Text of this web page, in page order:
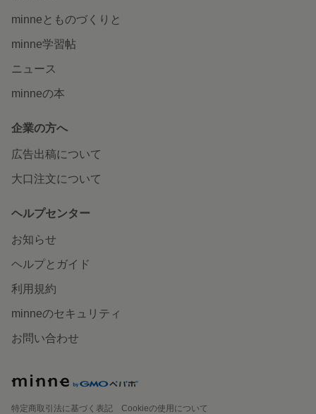
minneとものづくりと
minne学習帖
ニュース
minneの本
企業の方へ
広告出稿について
大口注文について
ヘルプセンター
お知らせ
ヘルプとガイド
利用規約
minneのセキュリティ
お問い合わせ
特定商取引法に基づく表記
Cookieの使用について